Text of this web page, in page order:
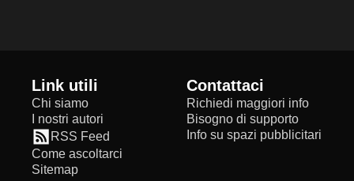
Link utili
Chi siamo
I nostri autori
RSS Feed
Come ascoltarci
Sitemap
Contattaci
Richiedi maggiori info
Bisogno di supporto
Info su spazi pubblicitari